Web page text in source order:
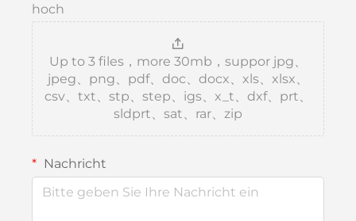
hoch
Up to 3 files，more 30mb，suppor jpg、
jpeg、png、pdf、doc、docx、xls、xlsx、
csv、txt、stp、step、igs、x_t、dxf、prt、
sldprt、sat、rar、zip
Nachricht